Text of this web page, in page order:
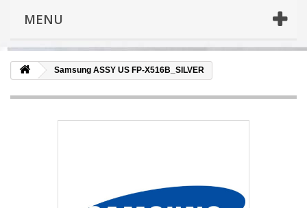
MENU
Samsung ASSY US FP-X516B_SILVER